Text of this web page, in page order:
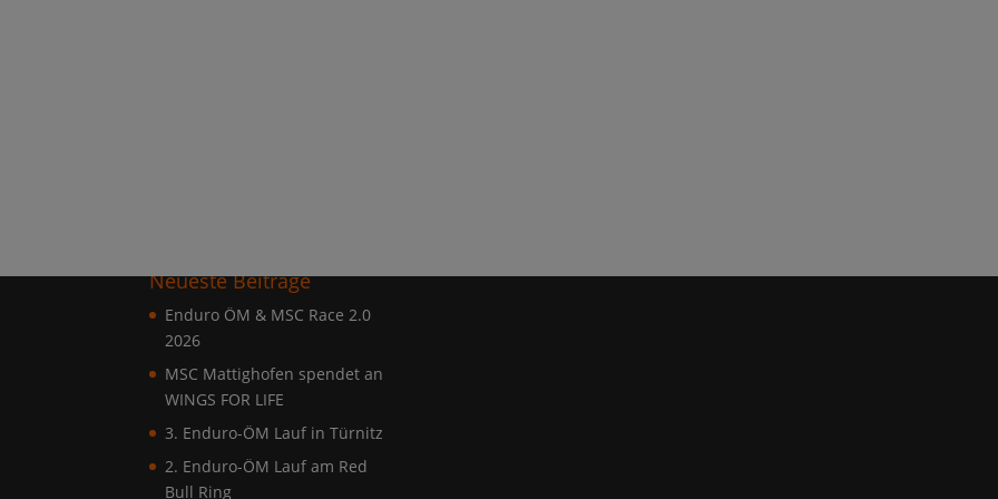
Neueste Beiträge
Enduro ÖM & MSC Race 2.0
2026
MSC Mattighofen spendet an
WINGS FOR LIFE
3. Enduro-ÖM Lauf in Türnitz
2. Enduro-ÖM Lauf am Red
Bull Ring